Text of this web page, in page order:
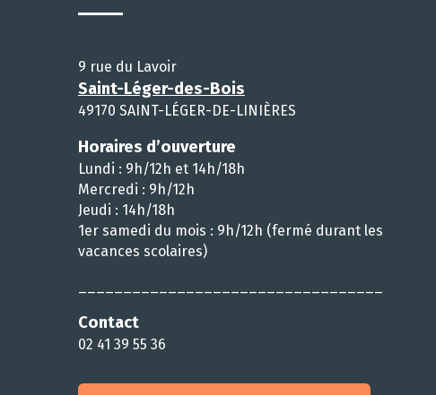
9 rue du Lavoir
Saint-Léger-des-Bois
49170 SAINT-LÉGER-DE-LINIÈRES
Horaires d’ouverture
Lundi : 9h/12h et 14h/18h
Mercredi : 9h/12h
Jeudi : 14h/18h
1er samedi du mois : 9h/12h (fermé durant les
vacances scolaires)
Contact
02 41 39 55 36